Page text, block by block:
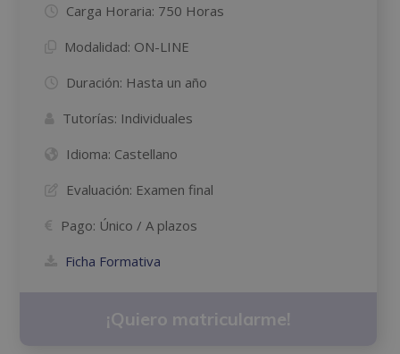
Carga Horaria: 750 Horas
Modalidad: ON-LINE
Duración: Hasta un año
Tutorías: Individuales
Idioma: Castellano
Evaluación: Examen final
Pago: Único / A plazos
Ficha Formativa
¡Quiero matricularme!